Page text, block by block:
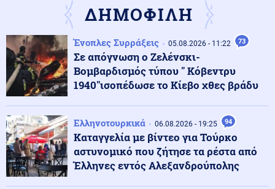
Ρωσία
Η Ρωσία ετοιμάζει χτύπημα στο ΝΑΤΟ; - Ο Πούτιν
εκμεταλλεύεται τα άδεια οπλοστάσια των ΗΠΑ
Κόσμος
Ισχυρός σεισμός μεγέθους 5,8 Ρίχτερ στις Φιλιππίνες
Οικονομία 07.08.2026 - 08:06
Τιμολόγια ρεύματος: Νέα ανοδική τάση λόγω της
ΔΗΜΟΦΙΛΗ
Ένοπλες Συρράξεις 05.08.2026 - 11:22 73
Σε απόγνωση ο Ζελένσκι-
Βομβαρδισμός τύπου " Κόβεντρυ
1940"ισοπέδωσε το Κίεβο χθες βράδυ
Ελληνοτουρκικά 06.08.2026 - 19:25 94
Καταγγελία με βίντεο για Τούρκο
αστυνομικό που ζήτησε τα ρέστα από
Έλληνες εντός Αλεξανδρούπολης